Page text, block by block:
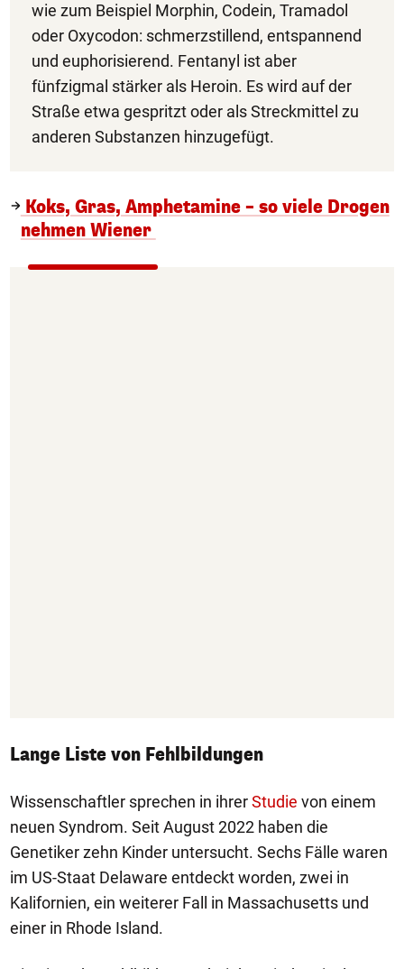
wie zum Beispiel Morphin, Codein, Tramadol
oder Oxycodon: schmerzstillend, entspannend
und euphorisierend. Fentanyl ist aber
fünfzigmal stärker als Heroin. Es wird auf der
Straße etwa gespritzt oder als Streckmittel zu
anderen Substanzen hinzugefügt.
Koks, Gras, Amphetamine – so viele Drogen
nehmen Wiener
Lange Liste von Fehlbildungen
Wissenschaftler sprechen in ihrerStudie von einem
neuen Syndrom. Seit August 2022 haben die
Genetiker zehn Kinder untersucht. Sechs Fälle waren
im US-Staat Delaware entdeckt worden, zwei in
Kalifornien, ein weiterer Fall in Massachusetts und
einer in Rhode Island.